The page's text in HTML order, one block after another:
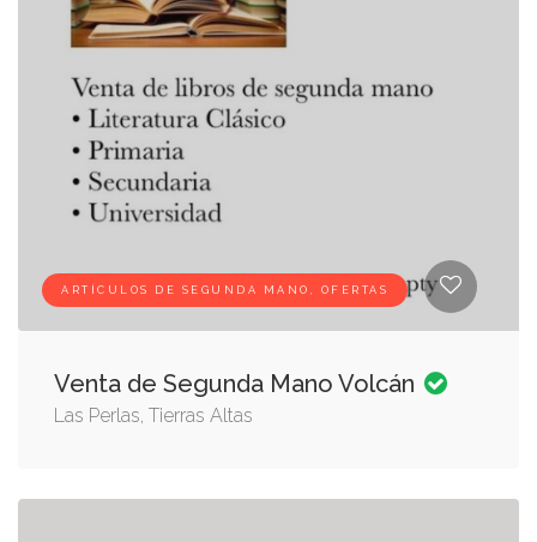
ARTÍCULOS DE SEGUNDA MANO, OFERTAS
Venta de Segunda Mano Volcán
Las Perlas, Tierras Altas